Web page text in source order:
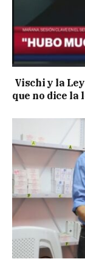
Vischi y la
que no dice la